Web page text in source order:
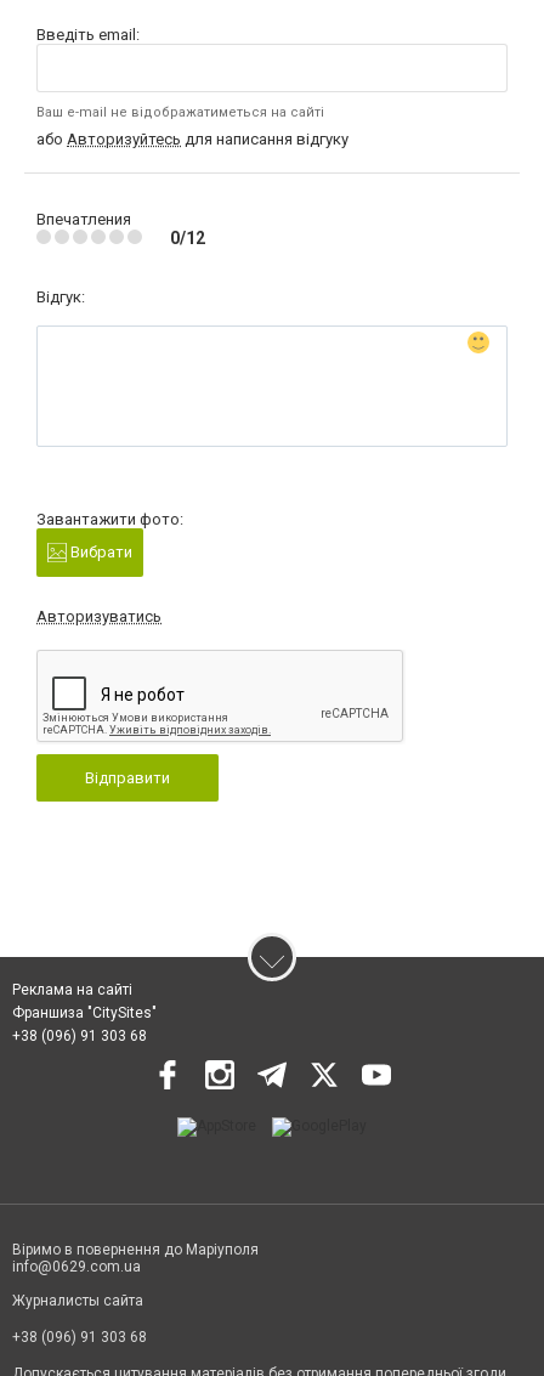
Введіть email:
Ваш e-mail не відображатиметься на сайті
або Авторизуйтесь для написання відгуку
Впечатления
0/12
Відгук:
Завантажити фото:
Вибрати
Авторизуватись
Відправити
Реклама на сайті
Франшиза "CitySites"
+38 (096) 91 303 68
Віримо в повернення до Маріуполя
info@0629.com.ua
Журналисты сайта
+38 (096) 91 303 68